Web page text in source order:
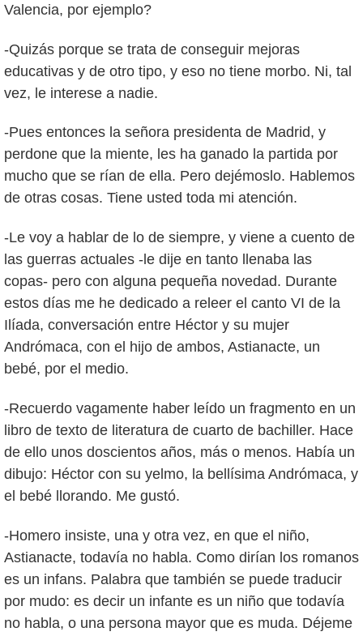
Valencia, por ejemplo?
-Quizás porque se trata de conseguir mejoras
educativas y de otro tipo, y eso no tiene morbo. Ni, tal
vez, le interese a nadie.
-Pues entonces la señora presidenta de Madrid, y
perdone que la miente, les ha ganado la partida por
mucho que se rían de ella. Pero dejémoslo. Hablemos
de otras cosas. Tiene usted toda mi atención.
-Le voy a hablar de lo de siempre, y viene a cuento de
las guerras actuales -le dije en tanto llenaba las
copas- pero con alguna pequeña novedad. Durante
estos días me he dedicado a releer el canto VI de la
Ilíada, conversación entre Héctor y su mujer
Andrómaca, con el hijo de ambos, Astianacte, un
bebé, por el medio.
-Recuerdo vagamente haber leído un fragmento en un
libro de texto de literatura de cuarto de bachiller. Hace
de ello unos doscientos años, más o menos. Había un
dibujo: Héctor con su yelmo, la bellísima Andrómaca, y
el bebé llorando. Me gustó.
-Homero insiste, una y otra vez, en que el niño,
Astianacte, todavía no habla. Como dirían los romanos
es un infans. Palabra que también se puede traducir
por mudo: es decir un infante es un niño que todavía
no habla, o una persona mayor que es muda. Déjeme